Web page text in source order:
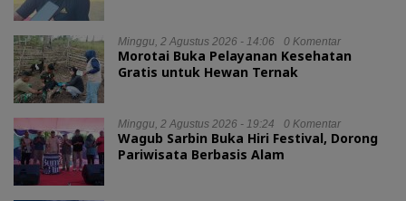
Minggu, 2 Agustus 2026 - 14:06 0 Komentar
Morotai Buka Pelayanan Kesehatan
Gratis untuk Hewan Ternak
Minggu, 2 Agustus 2026 - 19:24 0 Komentar
Wagub Sarbin Buka Hiri Festival, Dorong
Pariwisata Berbasis Alam